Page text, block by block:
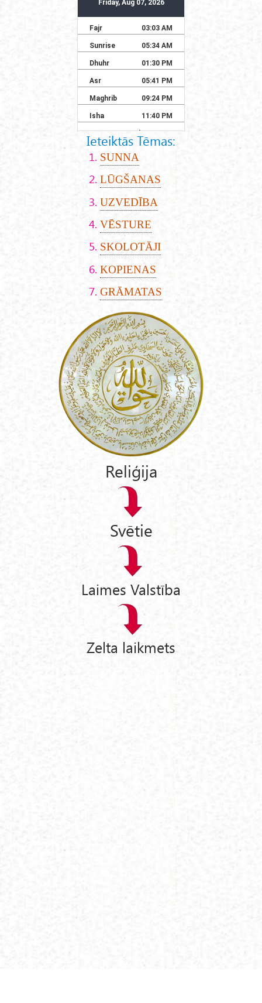
Ieteiktās Tēmas:
SUNNA
LŪGŠANAS
UZVEDĪBA
VĒSTURE
SKOLOTĀJI
KOPIENAS
GRĀMATAS
Reliģija
Svētie
Laimes Valstība
Zelta laikmets